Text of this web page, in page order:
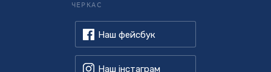
ЧЕРКАС
Наш фейсбук
Наш інстаграм